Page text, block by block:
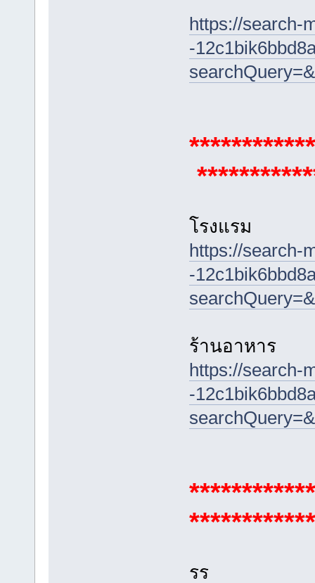
https://search-
-
โรงแรม
https://search-
-
ร้านอาหาร
https://search-
-
รร